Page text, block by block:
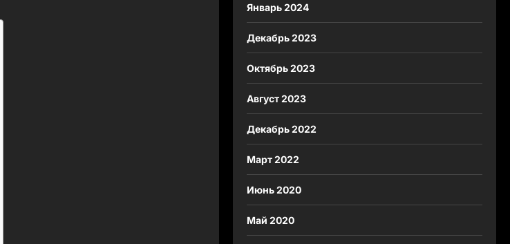
Январь 2024
Декабрь 2023
Октябрь 2023
Август 2023
Декабрь 2022
Март 2022
Июнь 2020
Май 2020